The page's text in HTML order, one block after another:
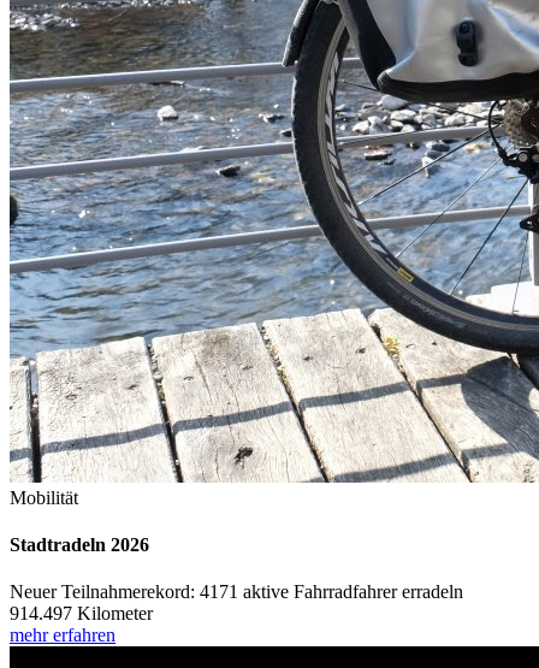
Mobilität
Stadtradeln 2026
Neuer Teilnahmerekord: 4171 aktive Fahrradfahrer erradeln
914.497 Kilometer
mehr erfahren